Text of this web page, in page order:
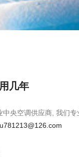
几年
中央空调供应商, 我们